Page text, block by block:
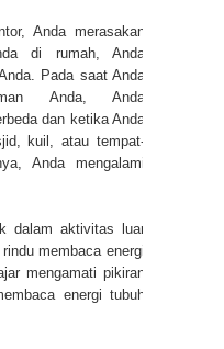
Anda merasakan
di rumah, Anda
Pada saat Anda
Anda, Anda
dan ketika Anda
kuil, atau tempat-
Anda mengalami
dalam aktivitas luar
membaca energi
mengamati pikiran
energi tubuh